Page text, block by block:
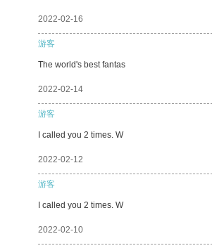
2022-02-16
游客
The world's best fantas
2022-02-14
游客
I called you 2 times. W
2022-02-12
游客
I called you 2 times. W
2022-02-10